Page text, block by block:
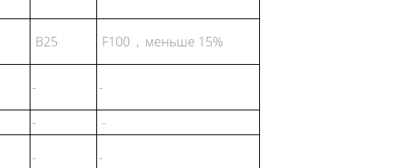
В25
F100 , меньше 15%
-
-
-
-
-
-